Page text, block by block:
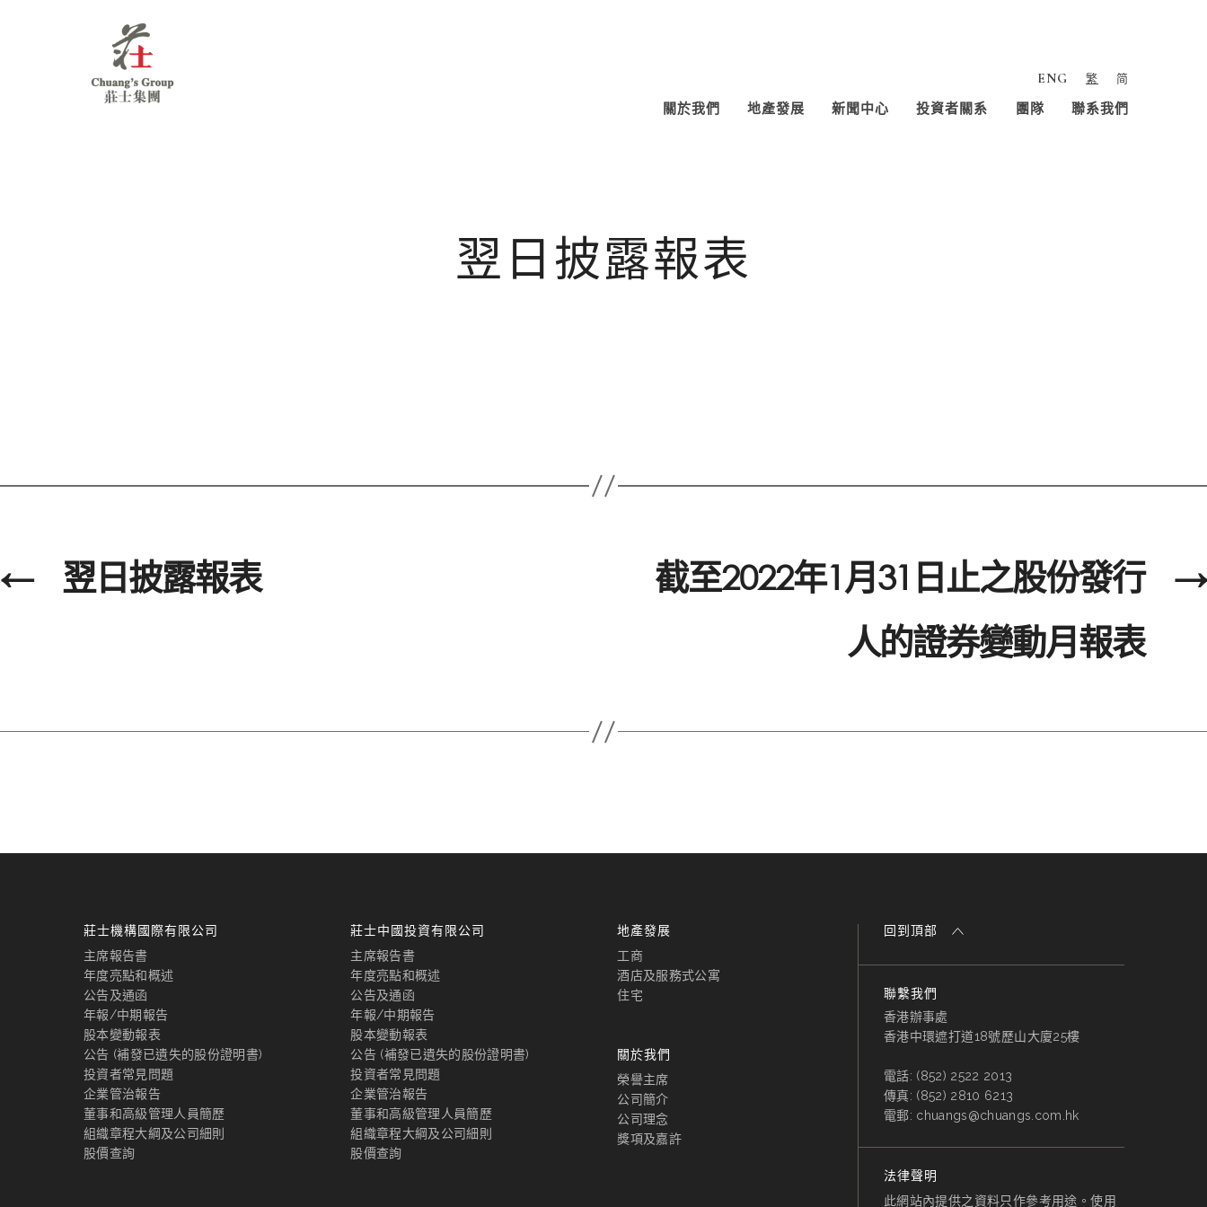
ENG 繁 简
關於我們 地產發展 新聞中心 投資者關系 團隊 聯系我們
翌日披露報表
← 翌日披露報表 →
截至2022年1月31日止之股份發行
人的證券變動月報表
莊士機構國際有限公司
主席報告書
年度亮點和概述
公告及通函
年報/中期報告
股本變動報表
公告 (補發已遺失的股份證明書)
投資者常見問題
企業管治報告
董事和高級管理人員簡歷
組織章程大綱及公司細則
股價查詢
莊士中國投資有限公司
主席報告書
年度亮點和概述
公告及通函
年報/中期報告
股本變動報表
公告 (補發已遺失的股份證明書)
投資者常見問題
企業管治報告
董事和高級管理人員簡歷
組織章程大綱及公司細則
股價查詢
地產發展
工商
酒店及服務式公寓
住宅
關於我們
榮譽主席
公司簡介
公司理念
獎項及嘉許
回到頂部
聯繫我們
香港辦事處
香港中環遮打道18號歷山大廈25樓
電話: (852) 2522 2013
傳真: (852) 2810 6213
電郵: chuangs@chuangs.com.hk
法律聲明
此網站內提供之資料只作參考用途。使用